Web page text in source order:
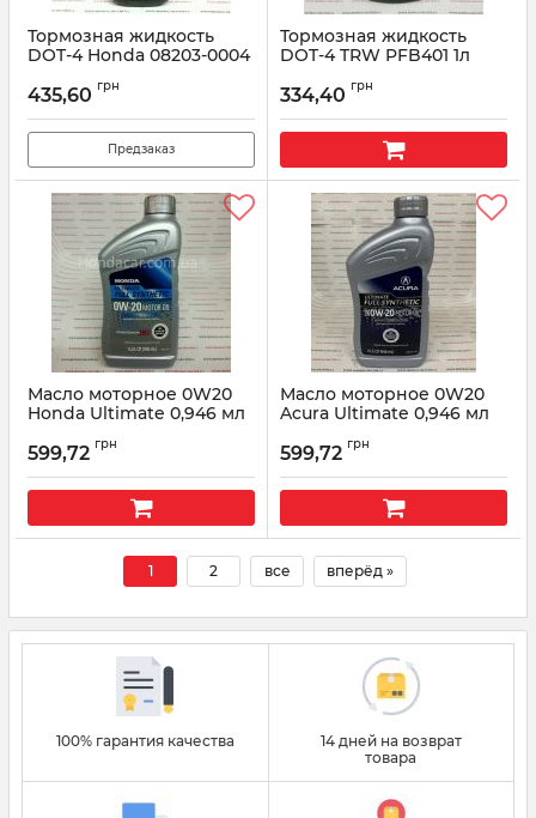
Тормозная жидкость
DOT-4 Honda 08203-0004
Артикул: 082030004
435,60 грн
Предзаказ
Тормозная жидкость
DOT-4 TRW PFB401 1л
334,40 грн
Масло моторное 0W20
Honda Ultimate 0,946 мл
Артикул: 87989037
599,72 грн
Масло моторное 0W20
Acura Ultimate 0,946 мл
Артикул: 087989041
599,72 грн
1 2 все вперёд »
100% гарантия качества
14 дней на возврат
товара